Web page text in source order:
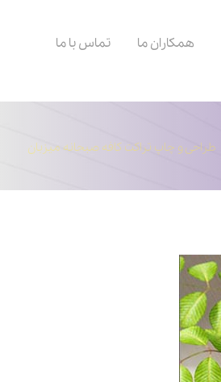
همکاران ما تماس با ما
طراحی و چاپ تراکت کافه صبحانه میزبان